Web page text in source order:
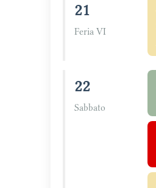
21
Feria VI
22
Sabbato